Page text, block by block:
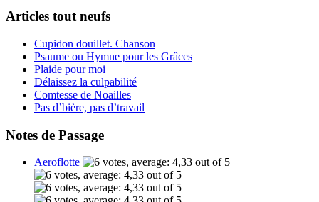
Articles tout neufs
Cupidon douillet. Chanson
Psaume ou Hymne pour les Grâces
Plaide pour moi
Délaissez la culpabilité
Comtesse de Noailles
Pas d’bière, pas d’travail
Notes de Passage
Aeroflotte